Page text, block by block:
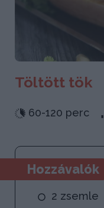
Töltött tök
60-120 perc
Hozzávalók
2 zsemle